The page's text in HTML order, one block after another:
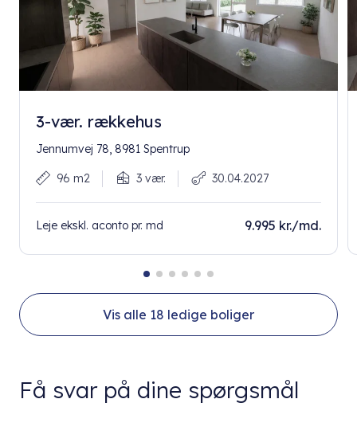
3-vær. rækkehus
Jennumvej 78, 8981 Spentrup
96 m2 3 vær. 30.04.2027
Leje ekskl. aconto pr. md 9.995 kr./md.
Vis alle 18 ledige boliger
Få svar på dine spørgsmål